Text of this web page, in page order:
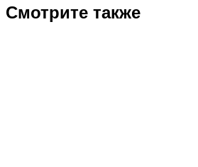
Смотрите также